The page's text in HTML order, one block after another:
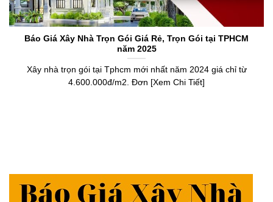
Báo Giá Xây Nhà Trọn Gói Giá Rẻ, Trọn Gói tại TPHCM
năm 2025
Xây nhà trọn gói tại Tphcm mới nhất năm 2024 giá chỉ từ
4.600.000đ/m2. Đơn [Xem Chi Tiết]